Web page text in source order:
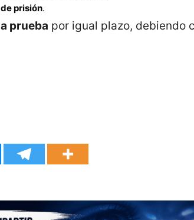
prisión.
prueba por igual plazo, debiendo